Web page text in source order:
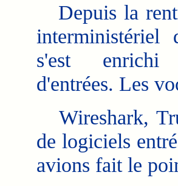
Depuis la
interministériel
s'est enrichi
d'entrées. Les
Wireshark,
de logiciels
avions fait le